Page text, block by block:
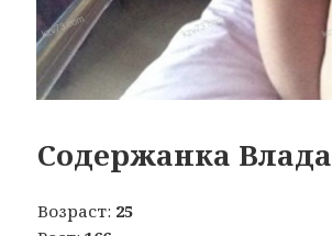
Содержанка Влада
Возраст: 25